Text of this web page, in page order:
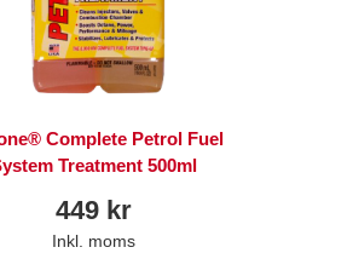
Complete Petrol Fuel
Treatment 500ml
449 kr
Inkl. moms